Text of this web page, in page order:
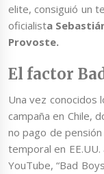
elite, consiguió un
oficialista
Provoste.
El factor
Una vez conocidos
campaña en Chile,
no pago de
temporal en
YouTube, “Bad